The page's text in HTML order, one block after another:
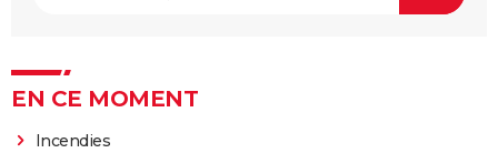
EN CE MOMENT
Incendies